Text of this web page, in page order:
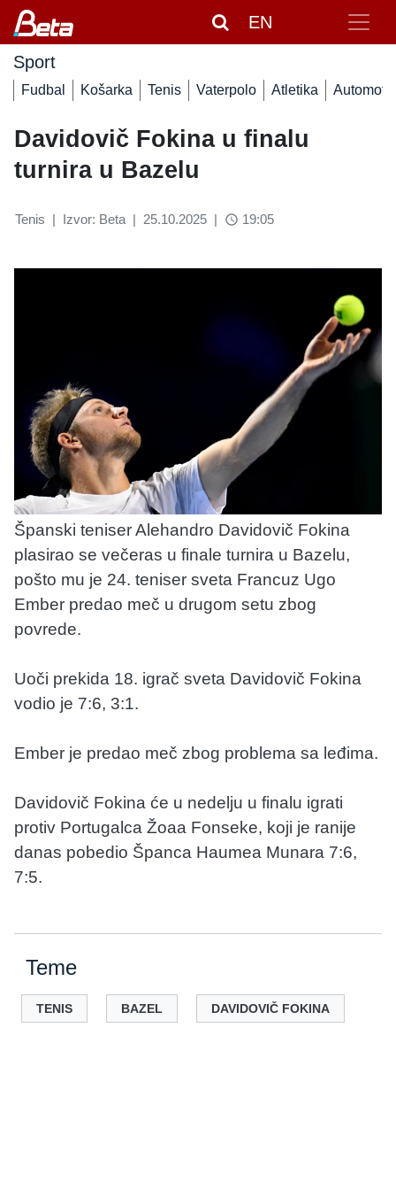
EN
Sport
Fudbal Košarka Tenis Vaterpolo Atletika Automoto
Davidovič Fokina u finalu
turnira u Bazelu
Tenis | Izvor: Beta | 25.10.2025 | access_time 19:05
Španski teniser Alehandro Davidovič Fokina
plasirao se večeras u finale turnira u Bazelu,
pošto mu je 24. teniser sveta Francuz Ugo
Ember predao meč u drugom setu zbog
povrede.
Uoči prekida 18. igrač sveta Davidovič Fokina
vodio je 7:6, 3:1.
Ember je predao meč zbog problema sa leđima.
Davidovič Fokina će u nedelju u finalu igrati
protiv Portugalca Žoaa Fonseke, koji je ranije
danas pobedio Španca Haumea Munara 7:6,
7:5.
Teme
TENIS BAZEL DAVIDOVIČ FOKINA